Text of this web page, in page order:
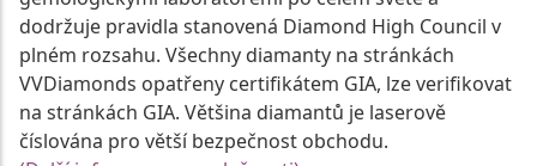
dodržuje pravidla stanovená Diamond High Council v
plném rozsahu. Všechny diamanty na stránkách
VVDiamonds opatřeny certifikátem GIA, lze verifikovat
na stránkách GIA. Většina diamantů je laserově
číslována pro větší bezpečnost obchodu.